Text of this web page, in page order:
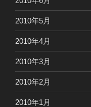
2010年5月
2010年4月
2010年3月
2010年2月
2010年1月